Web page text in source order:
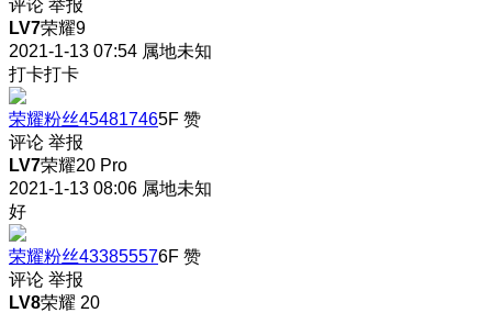
评论 举报
LV7荣耀9
2021-1-13 07:54 属地未知
打卡打卡
荣耀粉丝454817465F 赞
评论 举报
LV7荣耀20 Pro
2021-1-13 08:06 属地未知
好
荣耀粉丝433855576F 赞
评论 举报
LV8荣耀 20